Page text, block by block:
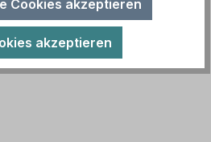
Sie gezielt Be…Mehr
Cookies akzeptieren
akzeptieren